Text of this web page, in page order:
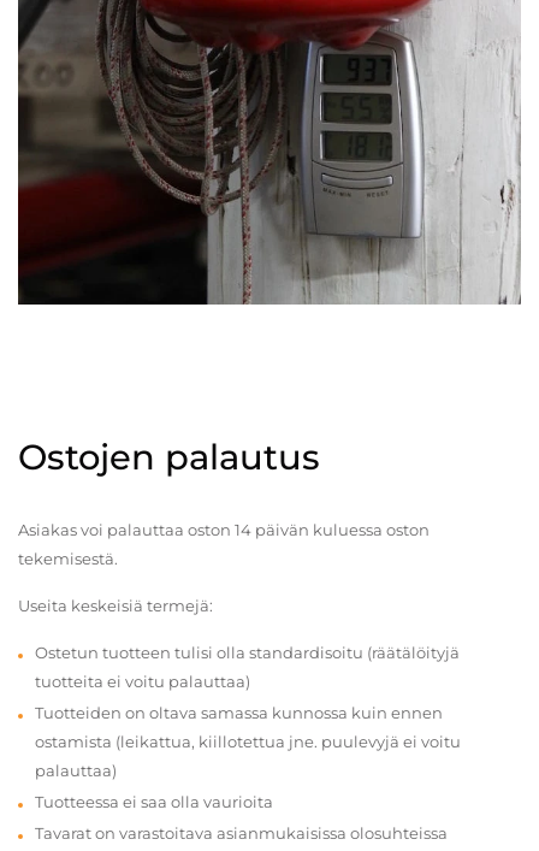
Ostojen palautus
Asiakas voi palauttaa oston 14 päivän kuluessa oston
tekemisestä.
Useita keskeisiä termejä:
Ostetun tuotteen tulisi olla standardisoitu (räätälöityjä
tuotteita ei voitu palauttaa)
Tuotteiden on oltava samassa kunnossa kuin ennen
ostamista (leikattua, kiillotettua jne. puulevyjä ei voitu
palauttaa)
Tuotteessa ei saa olla vaurioita
Tavarat on varastoitava asianmukaisissa olosuhteissa